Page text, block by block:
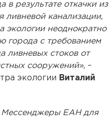
в результате откачки из
ливневой канализации,
экологии неоднократно
города с требованием
ливневых стоков от
сооружений», –
экологии Виталий
Мессенджеры ЕАН для